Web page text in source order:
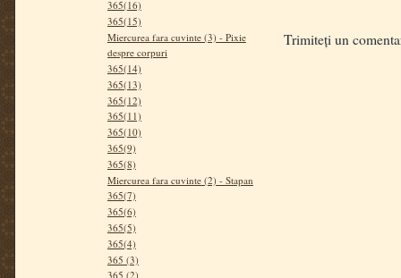
365(16)
365(15)
Miercurea fara cuvinte (3) - Pixie
despre corpuri
365(14)
365(13)
365(12)
365(11)
365(10)
365(9)
365(8)
Miercurea fara cuvinte (2) - Stapan
365(7)
365(6)
365(5)
365(4)
365 (3)
365 (2)
Trimiteți un